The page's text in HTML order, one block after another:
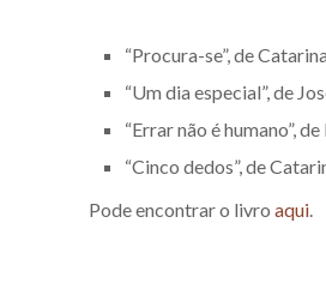
“Procura-se”, de
“Um dia especial”, de
“Errar não é humano”,
“Cinco dedos”, de
Pode encontrar o livro aqui.